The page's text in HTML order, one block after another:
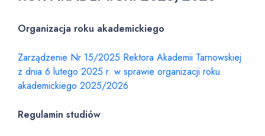
Organizacja roku akademickiego
Zarządzenie Nr 15/2025 Rektora Akademii Tarnowskiej
z dnia 6 lutego 2025 r. w sprawie organizacji roku
akademickiego 2025/2026
Regulamin studiów